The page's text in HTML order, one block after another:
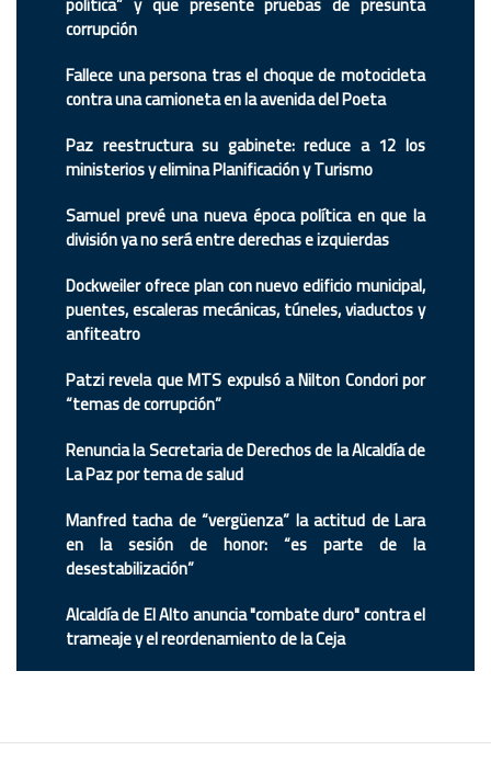
corrupción
Fallece una persona tras el choque de motocicleta
contra una camioneta en la avenida del Poeta
Paz reestructura su gabinete: reduce a 12 los
ministerios y elimina Planificación y Turismo
Samuel prevé una nueva época política en que la
división ya no será entre derechas e izquierdas
Dockweiler ofrece plan con nuevo edificio municipal,
puentes, escaleras mecánicas, túneles, viaductos y
anfiteatro
Patzi revela que MTS expulsó a Nilton Condori por
“temas de corrupción”
Renuncia la Secretaria de Derechos de la Alcaldía de
La Paz por tema de salud
Manfred tacha de “vergüenza” la actitud de Lara
en la sesión de honor: “es parte de la
desestabilización”
Alcaldía de El Alto anuncia "combate duro" contra el
trameaje y el reordenamiento de la Ceja